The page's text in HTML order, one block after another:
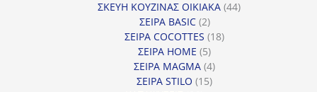
προϊόντα
ΣΚΕΥΗ ΚΟΥΖΙΝΑΣ ΟΙΚΙΑΚΑ 4444
ΣΕΙΡΑ BASIC 22
προϊόντα
ΣΕΙΡΑ COCOTTES 1818
ΣΕΙΡΑ HOME 55
προϊόντα
ΣΕΙΡΑ MAGMA 44
προϊόντα
ΣΕΙΡΑ STILO 1515